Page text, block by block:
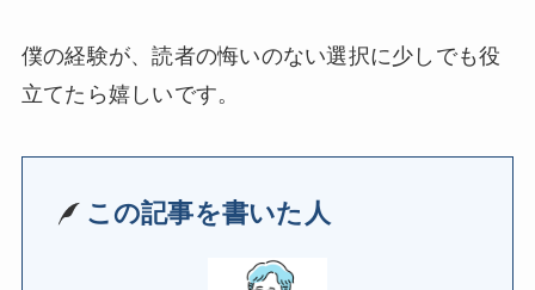
僕の経験が、読者の悔いのない選択に少しでも役
立てたら嬉しいです。
この記事を書いた人